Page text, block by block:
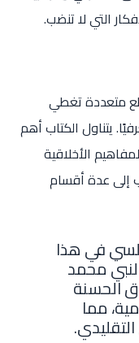
التي لا تنضب.
متعددة تغطي
يتناول الكتاب أهم
الأخلاقية
إلى عدة أقسام
في هذا
محمد
الحسنة
مما